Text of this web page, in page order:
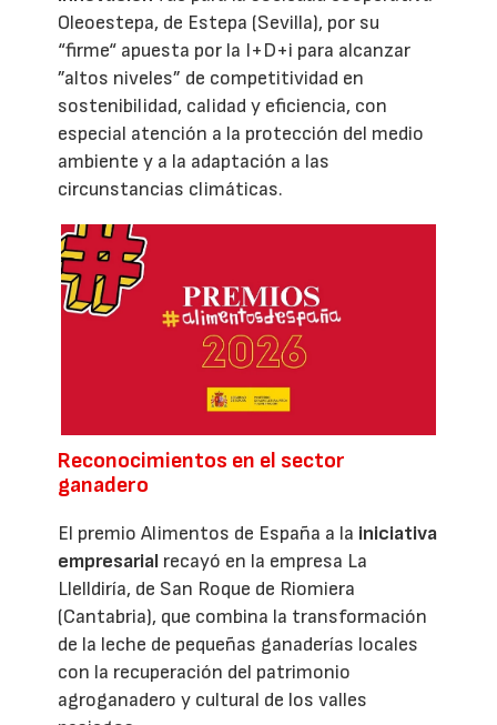
Oleoestepa, de Estepa (Sevilla), por su
“firme“ apuesta por la I+D+i para alcanzar
”altos niveles” de competitividad en
sostenibilidad, calidad y eficiencia, con
especial atención a la protección del medio
ambiente y a la adaptación a las
circunstancias climáticas.
Reconocimientos en el sector
ganadero
El premio Alimentos de España a la iniciativa
empresarial recayó en la empresa La
Llelldiría, de San Roque de Riomiera
(Cantabria), que combina la transformación
de la leche de pequeñas ganaderías locales
con la recuperación del patrimonio
agroganadero y cultural de los valles